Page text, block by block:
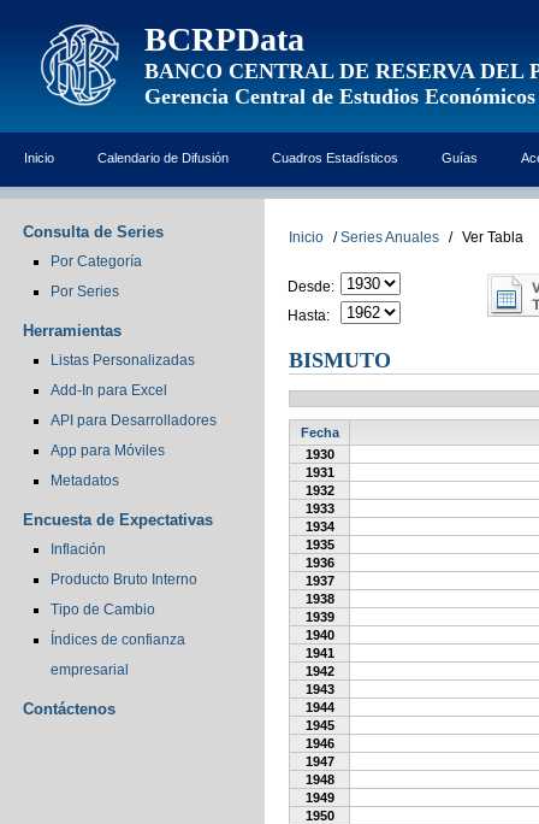
BCRPData
BANCO CENTRAL DE RESERVA DEL
Gerencia Central de Estudios Económicos
Inicio Calendario de Difusión Cuadros Estadísticos Guías
Consulta de Series
Por Categoría
Por Series
Herramientas
Listas Personalizadas
Add-In para Excel
API para Desarrolladores
App para Móviles
Metadatos
Encuesta de Expectativas
Inflación
Producto Bruto Interno
Tipo de Cambio
Índices de confianza
empresarial
Contáctenos
Inicio / Series Anuales / Ver Tabla
Desde:
Hasta:
BISMUTO
Fecha
1930
1931
1932
1933
1934
1935
1936
1937
1938
1939
1940
1941
1942
1943
1944
1945
1946
1947
1948
1949
1950